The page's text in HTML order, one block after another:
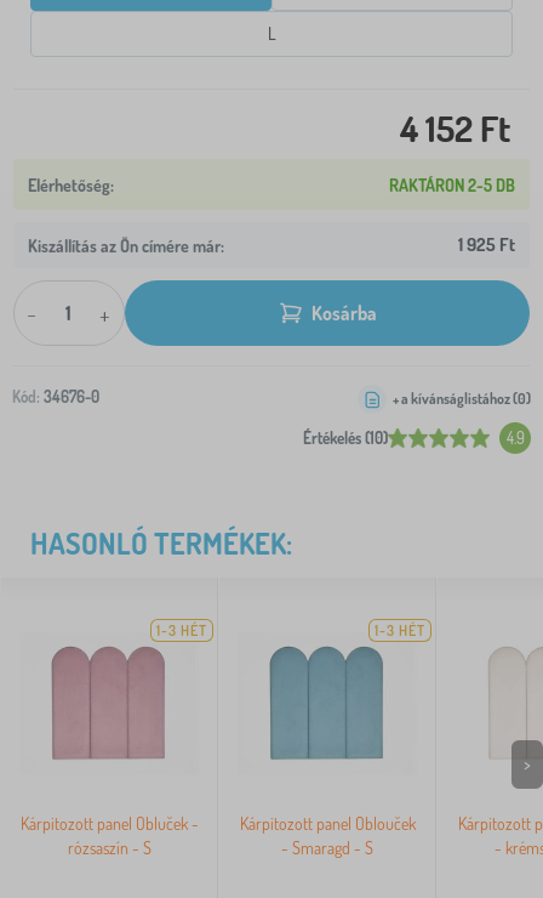
L
4 152 Ft
RAKTÁRON 2-5 DB
Kiszállítás az Ön címére már: 1 925 Ft
- + Kosárba
Kód: 34676-0
Értékelés (10) 4.9
+ a kívánságlistához (0)
HASONLÓ TERMÉKEK:
1-3 HÉT
Kárpitozott panel Obluček -
rózsaszín - S
1-3 HÉT
Kárpitozott panel Oblouček
- Smaragd - S
Kárpitozott
-
>